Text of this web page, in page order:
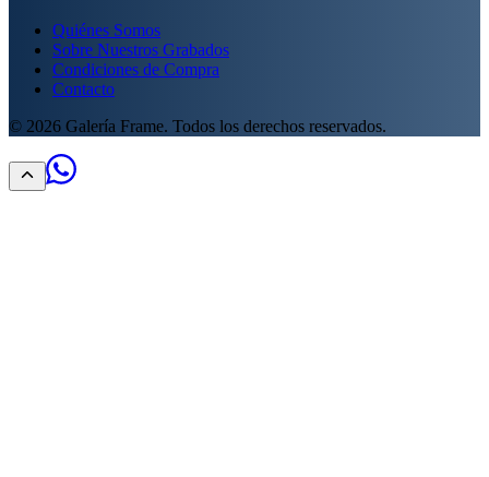
Quiénes Somos
Sobre Nuestros Grabados
Condiciones de Compra
Contacto
© 2026 Galería Frame. Todos los derechos reservados.